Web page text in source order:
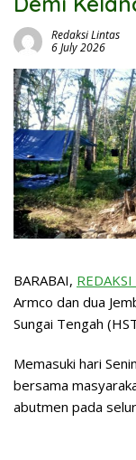
Redaksi Lintas
6 July 2026
BARABAI,
Armco dan dua
Sungai Tengah
Memasuki hari
bersama
abutmen pada